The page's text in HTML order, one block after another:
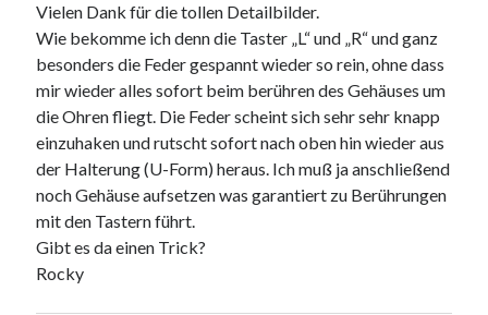
Vielen Dank für die tollen Detailbilder.
Wie bekomme ich denn die Taster „L“ und „R“ und ganz
besonders die Feder gespannt wieder so rein, ohne dass
mir wieder alles sofort beim berühren des Gehäuses um
die Ohren fliegt. Die Feder scheint sich sehr sehr knapp
einzuhaken und rutscht sofort nach oben hin wieder aus
der Halterung (U-Form) heraus. Ich muß ja anschließend
noch Gehäuse aufsetzen was garantiert zu Berührungen
mit den Tastern führt.
Gibt es da einen Trick?
Rocky